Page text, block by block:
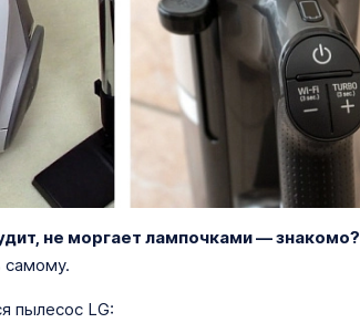
не моргает лампочками — знакомо?
самому.
пылесос LG: